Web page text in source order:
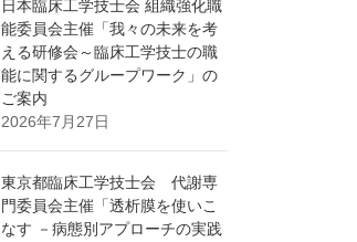
日本臨床工学技士会 組織強化職
能委員会主催「我々の未来を考
える研修会～臨床工学技士の職
能に関するグループワーク」の
ご案内
2026年7月27日
東京都臨床工学技士会 代謝専
門委員会主催「透析膜を使いこ
なす －病態別アプローチの実践